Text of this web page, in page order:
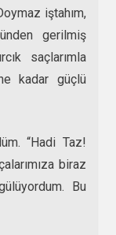
iştahım,
gerilmiş
saçlarımla
kadar güçlü
“Hadi Taz!
biraz
Bu